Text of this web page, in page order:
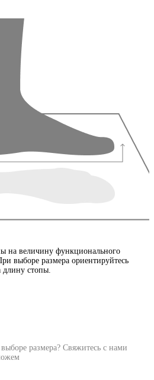
на величину функционального
выборе размера ориентируйтесь
длину стопы.
размера? Свяжитесь с нами